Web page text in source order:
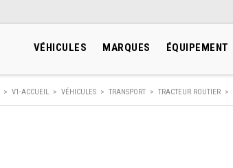
VÉHICULES MARQUES ÉQUIPEMENT
> V1-ACCUEIL > VÉHICULES > TRANSPORT > TRACTEUR ROUTIER >